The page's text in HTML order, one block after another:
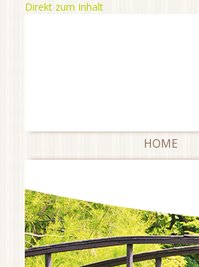
Direkt zum Inhalt
HOME